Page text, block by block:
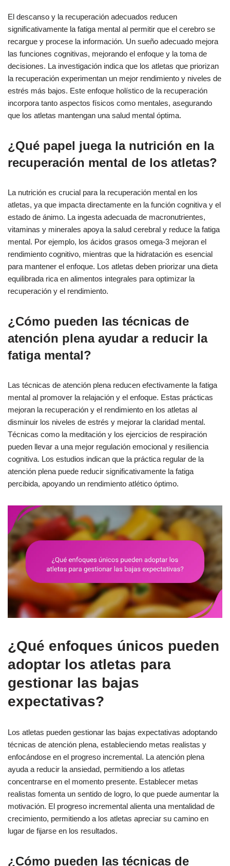
El descanso y la recuperación adecuados reducen
significativamente la fatiga mental al permitir que el cerebro se
recargue y procese la información. Un sueño adecuado mejora
las funciones cognitivas, mejorando el enfoque y la toma de
decisiones. La investigación indica que los atletas que priorizan
la recuperación experimentan un mejor rendimiento y niveles de
estrés más bajos. Este enfoque holístico de la recuperación
incorpora tanto aspectos físicos como mentales, asegurando
que los atletas mantengan una salud mental óptima.
¿Qué papel juega la nutrición en la
recuperación mental de los atletas?
La nutrición es crucial para la recuperación mental en los
atletas, ya que impacta directamente en la función cognitiva y el
estado de ánimo. La ingesta adecuada de macronutrientes,
vitaminas y minerales apoya la salud cerebral y reduce la fatiga
mental. Por ejemplo, los ácidos grasos omega-3 mejoran el
rendimiento cognitivo, mientras que la hidratación es esencial
para mantener el enfoque. Los atletas deben priorizar una dieta
equilibrada rica en alimentos integrales para optimizar la
recuperación y el rendimiento.
¿Cómo pueden las técnicas de
atención plena ayudar a reducir la
fatiga mental?
Las técnicas de atención plena reducen efectivamente la fatiga
mental al promover la relajación y el enfoque. Estas prácticas
mejoran la recuperación y el rendimiento en los atletas al
disminuir los niveles de estrés y mejorar la claridad mental.
Técnicas como la meditación y los ejercicios de respiración
pueden llevar a una mejor regulación emocional y resiliencia
cognitiva. Los estudios indican que la práctica regular de la
atención plena puede reducir significativamente la fatiga
percibida, apoyando un rendimiento atlético óptimo.
¿Qué enfoques únicos pueden
adoptar los atletas para
gestionar las bajas
expectativas?
Los atletas pueden gestionar las bajas expectativas adoptando
técnicas de atención plena, estableciendo metas realistas y
enfocándose en el progreso incremental. La atención plena
ayuda a reducir la ansiedad, permitiendo a los atletas
concentrarse en el momento presente. Establecer metas
realistas fomenta un sentido de logro, lo que puede aumentar la
motivación. El progreso incremental alienta una mentalidad de
crecimiento, permitiendo a los atletas apreciar su camino en
lugar de fijarse en los resultados.
¿Cómo pueden las técnicas de